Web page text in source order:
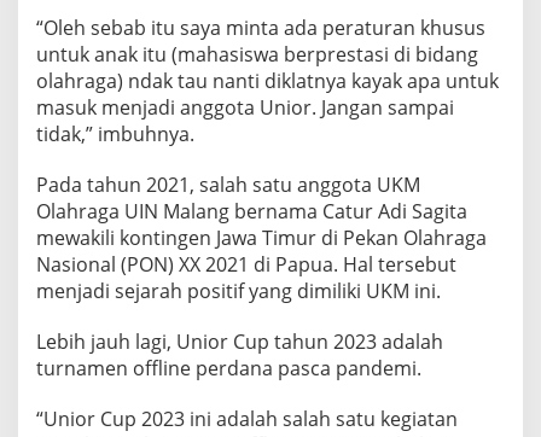
A
R
U
M
U
K
U
K
M
U
I
R
“Oleh sebab itu saya minta ada peraturan khusus
untuk anak itu (mahasiswa berprestasi di bidang
olahraga) ndak tau nanti diklatnya kayak apa untuk
masuk menjadi anggota Unior. Jangan sampai
tidak,” imbuhnya.
Pada tahun 2021, salah satu anggota UKM
Olahraga UIN Malang bernama Catur Adi Sagita
mewakili kontingen Jawa Timur di Pekan Olahraga
Nasional (PON) XX 2021 di Papua. Hal tersebut
menjadi sejarah positif yang dimiliki UKM ini.
Lebih jauh lagi, Unior Cup tahun 2023 adalah
turnamen offline perdana pasca pandemi.
“Unior Cup 2023 ini adalah salah satu kegiatan